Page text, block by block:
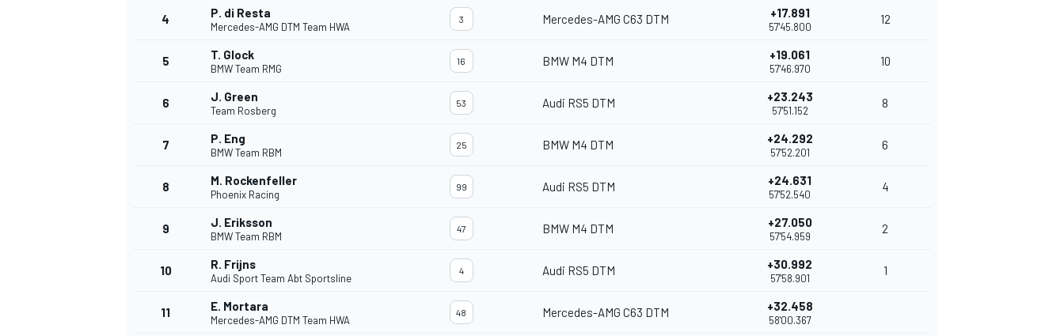
4 P. di Resta
Mercedes-AMG DTM Team HWA
3 Mercedes-AMG C63 DTM +17.891
57'45.800
12
5 T. Glock
BMW Team RMG
16 BMW M4 DTM +19.061
57'46.970
10
6 J. Green
Team Rosberg
53 Audi RS5 DTM +23.243
57'51.152
8
7 P. Eng
BMW Team RBM
25 BMW M4 DTM +24.292
57'52.201
6
8 M. Rockenfeller
Phoenix Racing
99 Audi RS5 DTM +24.631
57'52.540
4
9 J. Eriksson
BMW Team RBM
47 BMW M4 DTM +27.050
57'54.959
2
10 R. Frijns
Audi Sport Team Abt Sportsline
4 Audi RS5 DTM +30.992
57'58.901
1
11 E. Mortara
Mercedes-AMG DTM Team HWA
48 Mercedes-AMG C63 DTM +32.458
58'00.367